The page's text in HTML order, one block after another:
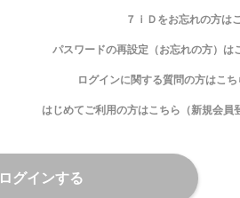
７ｉＤをお忘れの方は
パスワードの再設定（お忘れの方）は
ログインに関する質問の方はこち
はじめてご利用の方はこちら（新規会員
ログインする